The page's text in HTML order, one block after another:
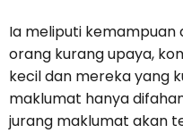
Ia meliputi kemampuan
orang kurang upaya,
kecil dan mereka yang
maklumat hanya
jurang maklumat akan